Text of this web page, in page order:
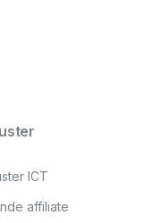
ICT
affiliate